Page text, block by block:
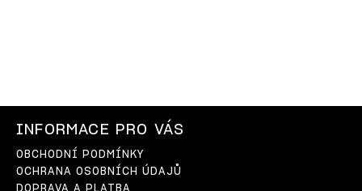
INFORMACE PRO VÁS
OBCHODNÍ PODMÍNKY
OCHRANA OSOBNÍCH ÚDAJŮ
DOPRAVA A PLATBA